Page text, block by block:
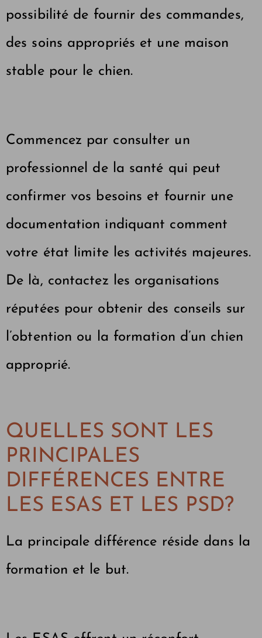
possibilité de fournir des commandes,
des soins appropriés et une maison
stable pour le chien.
Commencez par consulter un
professionnel de la santé qui peut
confirmer vos besoins et fournir une
documentation indiquant comment
votre état limite les activités majeures.
De là, contactez les organisations
réputées pour obtenir des conseils sur
l’obtention ou la formation d’un chien
approprié.
QUELLES SONT LES
PRINCIPALES
DIFFÉRENCES ENTRE
LES ESAS ET LES PSD?
La principale différence réside dans la
formation et le but.